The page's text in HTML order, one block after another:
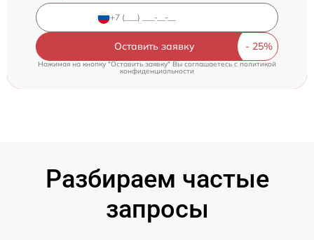
Оставить заявку
Нажимая на кнопку "Оставить заявку" Вы соглашаетесь cполитикой
конфиденциальности
Разбираем частые
запросы